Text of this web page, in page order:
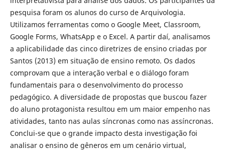
pesquisa foram os alunos do curso de Arquivologia.
Utilizamos ferramentas como o Google Meet, Classroom,
Google Forms, WhatsApp e o Excel. A partir daí, analisamos
a aplicabilidade das cinco diretrizes de ensino criadas por
Santos (2013) em situação de ensino remoto. Os dados
comprovam que a interação verbal e o diálogo foram
fundamentais para o desenvolvimento do processo
pedagógico. A diversidade de propostas que buscou fazer
do aluno protagonista resultou em um maior empenho nas
atividades, tanto nas aulas síncronas como nas assíncronas.
Conclui-se que o grande impacto desta investigação foi
analisar o ensino de gêneros em um cenário virtual,